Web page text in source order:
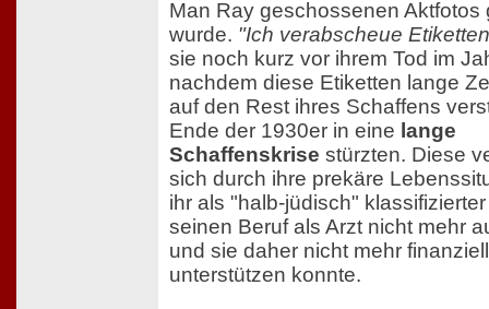
Man Ray geschossenen Aktfotos
wurde. "Ich verabscheue
sie noch kurz vor ihrem Tod im
nachdem diese Etiketten lange
auf den Rest ihres Schaffens
Ende der 1930er in eine lange
Schaffenskrise stürzten. Diese
sich durch ihre prekäre
ihr als "halb-jüdisch"
seinen Beruf als Arzt nicht mehr
und sie daher nicht mehr finanziell
unterstützen konnte.